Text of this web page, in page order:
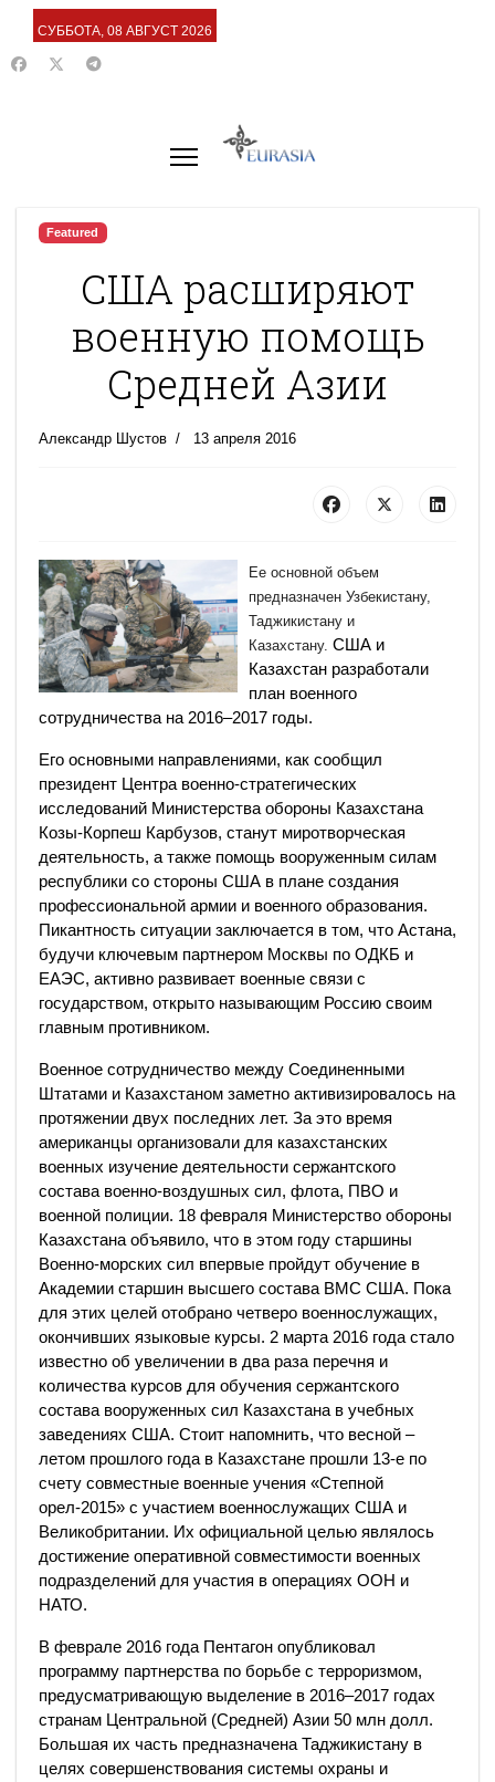
СУББОТА, 08 АВГУСТ 2026
Featured
США расширяют
военную помощь
Средней Азии
Александр Шустов 13 апреля 2016
Ее основной объем
предназначен Узбекистану,
Таджикистану и
Казахстану. США и
Казахстан разработали
план военного
сотрудничества на 2016–2017 годы.
Его основными направлениями, как сообщил
президент Центра военно-стратегических
исследований Министерства обороны Казахстана
Козы-Корпеш Карбузов, станут миротворческая
деятельность, а также помощь вооруженным силам
республики со стороны США в плане создания
профессиональной армии и военного образования.
Пикантность ситуации заключается в том, что Астана,
будучи ключевым партнером Москвы по ОДКБ и
ЕАЭС, активно развивает военные связи с
государством, открыто называющим Россию своим
главным противником.
Военное сотрудничество между Соединенными
Штатами и Казахстаном заметно активизировалось на
протяжении двух последних лет. За это время
американцы организовали для казахстанских
военных изучение деятельности сержантского
состава военно-воздушных сил, флота, ПВО и
военной полиции. 18 февраля Министерство обороны
Казахстана объявило, что в этом году старшины
Военно-морских сил впервые пройдут обучение в
Академии старшин высшего состава ВМС США. Пока
для этих целей отобрано четверо военнослужащих,
окончивших языковые курсы. 2 марта 2016 года стало
известно об увеличении в два раза перечня и
количества курсов для обучения сержантского
состава вооруженных сил Казахстана в учебных
заведениях США. Стоит напомнить, что весной –
летом прошлого года в Казахстане прошли 13-е по
счету совместные военные учения «Степной
орел-2015» с участием военнослужащих США и
Великобритании. Их официальной целью являлось
достижение оперативной совместимости военных
подразделений для участия в операциях ООН и
НАТО.
В феврале 2016 года Пентагон опубликовал
программу партнерства по борьбе с терроризмом,
предусматривающую выделение в 2016–2017 годах
странам Центральной (Средней) Азии 50 млн долл.
Большая их часть предназначена Таджикистану в
целях совершенствования системы охраны и